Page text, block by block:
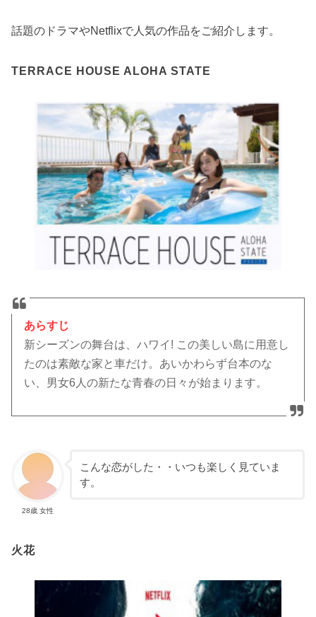
話題のドラマやNetflixで人気の作品をご紹介します。
TERRACE HOUSE ALOHA STATE
あらすじ
新シーズンの舞台は、ハワイ! この美しい島に用意し
たのは素敵な家と車だけ。あいかわらず台本のな
い、男女6人の新たな青春の日々が始まります。
28歳 女性
こんな恋がした・・いつも楽しく見ていま
す。
火花